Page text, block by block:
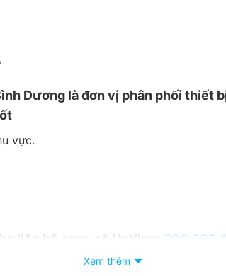
Dương là đơn vị phân phối thiết
vực.
liên hệ ngay số Hotline: 090 682
Xem thêm